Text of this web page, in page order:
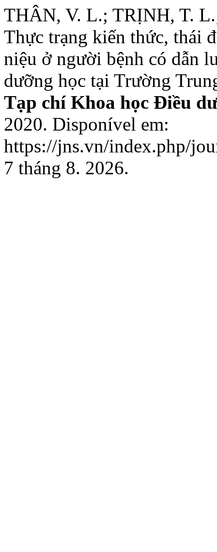
THÂN, V. L.; TRỊNH, T.
Thực trạng kiến thức, thái
niệu ở người bệnh có dẫn
dưỡng học tại Trường
Tạp chí Khoa học Điều
2020. Disponível em:
https://jns.vn/index.php/
7 tháng 8. 2026.